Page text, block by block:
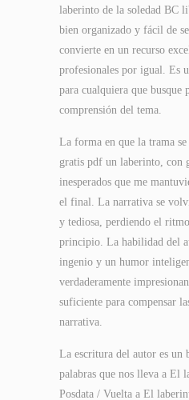
laberinto de la soledad BC
bien organizado y fácil de
convierte en un recurso
profesionales por igual. Es
para cualquiera que busque
comprensión del tema.
La forma en que la trama
gratis pdf un laberinto, con
inesperados que me
el final. La narrativa se
y tediosa, perdiendo el
principio. La habilidad del
ingenio y un humor
verdaderamente
suficiente para compensar
narrativa.
La escritura del autor es un
palabras que nos lleva a El
Posdata / Vuelta a El